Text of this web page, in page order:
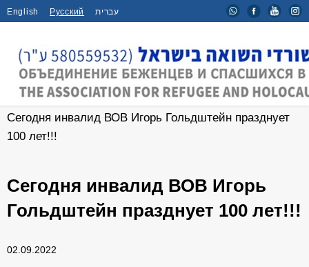
English Русский עברית
Главная / Новости /
Сегодня инвалид ВОВ Игорь Гольдштейн празднует
100 лет!!!
Сегодня инвалид ВОВ Игорь
Гольдштейн празднует 100 лет!!!
02.09.2022